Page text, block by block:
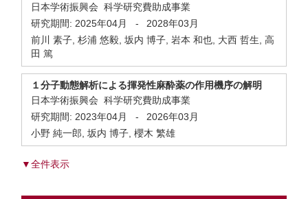
日本学術振興会 科学研究費助成事業
研究期間: 2025年04月 -
2028年03月
前川 素子, 杉浦 悠毅, 坂内 博子, 岩本 和也, 大西 哲生, 高
田 篤
１分子動態解析による揮発性麻酔薬の作用機序の解明
日本学術振興会 科学研究費助成事業
研究期間: 2023年04月 -
2026年03月
小野 純一郎, 坂内 博子, 櫻木 繁雄
▼全件表示